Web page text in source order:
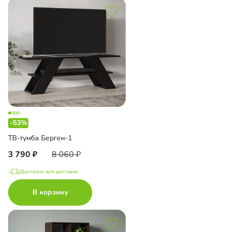
-53%
ТВ-тумба Берген-1
3 790 8 060
Доступно для доставки
В корзину